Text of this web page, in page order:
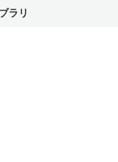
ラリ
ステナビリティ